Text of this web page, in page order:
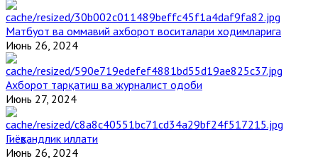
Матбуот ва оммавий ахборот воситалари ходимларига
Июнь 26, 2024
Ахборот тарқатиш ва журналист одоби
Июнь 27, 2024
Гиёҳвандлик иллати
Июнь 26, 2024